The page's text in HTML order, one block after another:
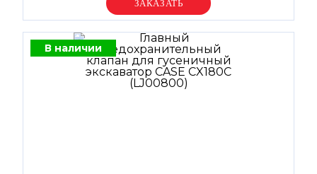
Уточняйте цену
В наличии